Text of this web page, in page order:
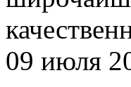
09 июля